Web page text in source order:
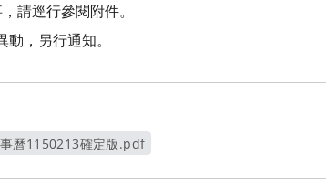
請逕行參閱附件。
，另行通知。
曆1150213確定版.pdf